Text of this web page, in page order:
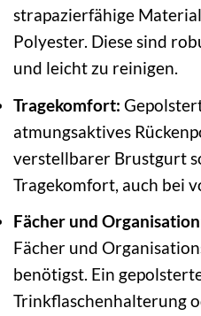
strapazierfähige
Polyester. Diese sind
und leicht zu reinigen.
Tragekomfort:
atmungsaktives
verstellbarer Brustgurt
Tragekomfort, auch bei
Fächer und
Fächer und
benötigst. Ein
Trinkflaschenhalterung